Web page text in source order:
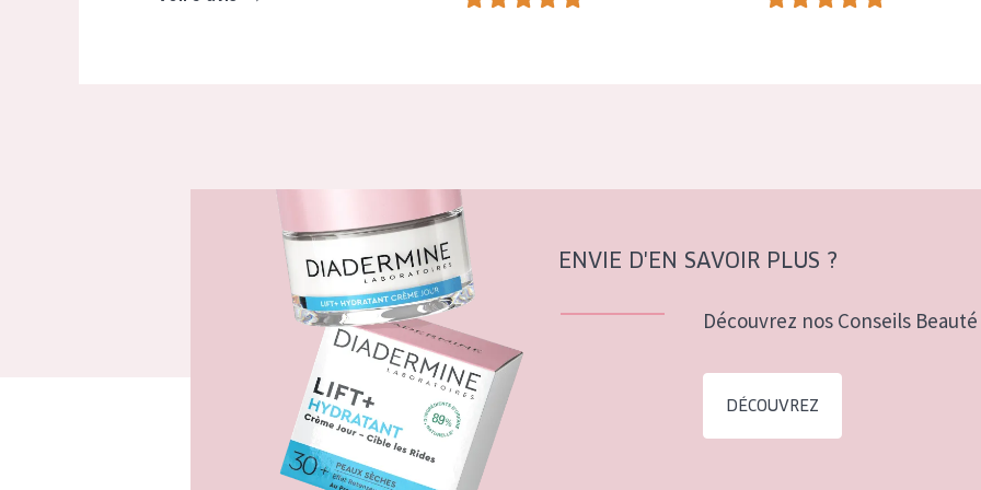
ENVIE D'EN SAVOIR PLUS ?
Découvrez nos Conseils
DÉCOUVREZ